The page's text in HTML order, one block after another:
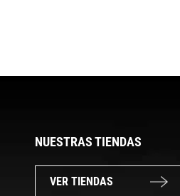
NUESTRAS TIENDAS
VER TIENDAS